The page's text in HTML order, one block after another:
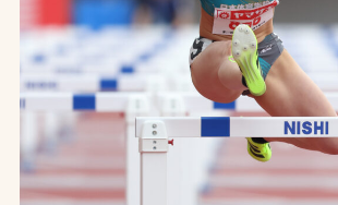
文字の見えづらさや操作にお困り